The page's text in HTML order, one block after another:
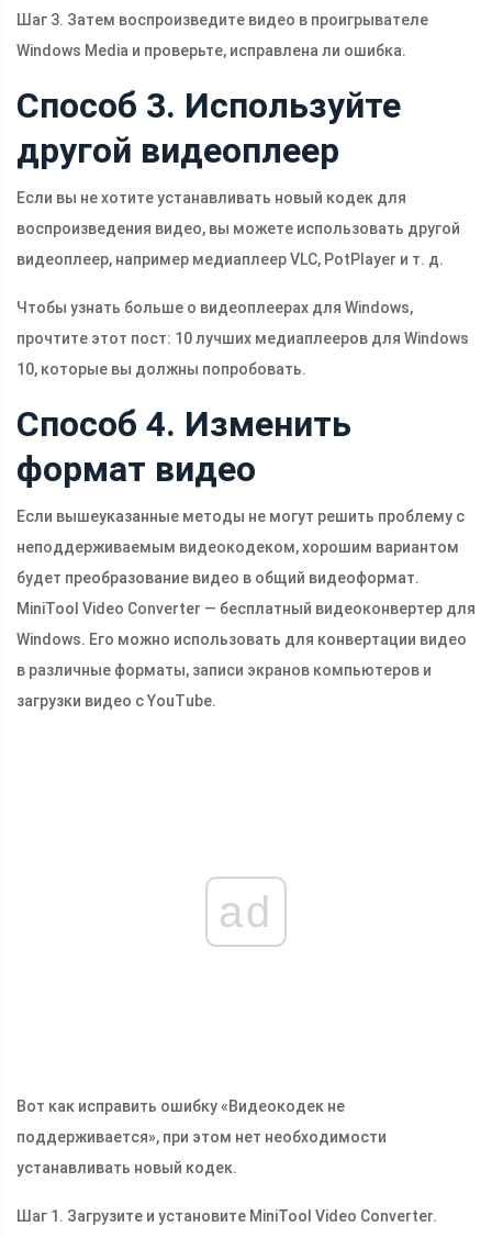
Шаг 3. Затем воспроизведите видео в проигрывателе
Windows Media и проверьте, исправлена ​​ли ошибка.
Способ 3. Используйте
другой видеоплеер
Если вы не хотите устанавливать новый кодек для
воспроизведения видео, вы можете использовать другой
видеоплеер, например медиаплеер VLC, PotPlayer и т. д.
Чтобы узнать больше о видеоплеерах для Windows,
прочтите этот пост: 10 лучших медиаплееров для Windows
10, которые вы должны попробовать.
Способ 4. Изменить
формат видео
Если вышеуказанные методы не могут решить проблему с
неподдерживаемым видеокодеком, хорошим вариантом
будет преобразование видео в общий видеоформат.
MiniTool Video Converter — бесплатный видеоконвертер для
Windows. Его можно использовать для конвертации видео
в различные форматы, записи экранов компьютеров и
загрузки видео с YouTube.
ad
Вот как исправить ошибку «Видеокодек не
поддерживается», при этом нет необходимости
устанавливать новый кодек.
Шаг 1. Загрузите и установите MiniTool Video Converter.